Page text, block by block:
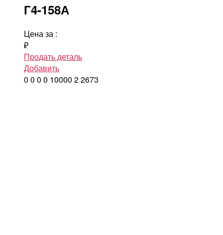
Г4-158А
Цена за :
₽
Продать деталь
Добавить
0 0 0 0 10000 22673